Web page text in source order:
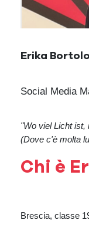
Erika
Social Media
"Wo viel Licht ist,
(Dove c'è molta
Chi è
Brescia, classe